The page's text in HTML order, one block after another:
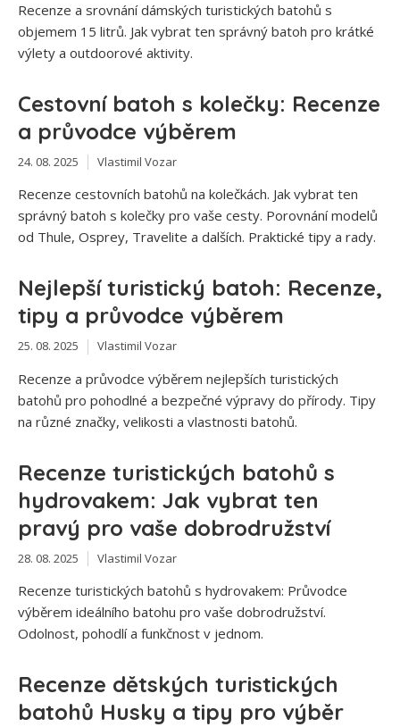
Recenze a srovnání dámských turistických batohů s
objemem 15 litrů. Jak vybrat ten správný batoh pro krátké
výlety a outdoorové aktivity.
Cestovní batoh s kolečky: Recenze
a průvodce výběrem
24. 08. 2025 Vlastimil Vozar
Recenze cestovních batohů na kolečkách. Jak vybrat ten
správný batoh s kolečky pro vaše cesty. Porovnání modelů
od Thule, Osprey, Travelite a dalších. Praktické tipy a rady.
Nejlepší turistický batoh: Recenze,
tipy a průvodce výběrem
25. 08. 2025 Vlastimil Vozar
Recenze a průvodce výběrem nejlepších turistických
batohů pro pohodlné a bezpečné výpravy do přírody. Tipy
na různé značky, velikosti a vlastnosti batohů.
Recenze turistických batohů s
hydrovakem: Jak vybrat ten
pravý pro vaše dobrodružství
28. 08. 2025 Vlastimil Vozar
Recenze turistických batohů s hydrovakem: Průvodce
výběrem ideálního batohu pro vaše dobrodružství.
Odolnost, pohodlí a funkčnost v jednom.
Recenze dětských turistických
batohů Husky a tipy pro výběr